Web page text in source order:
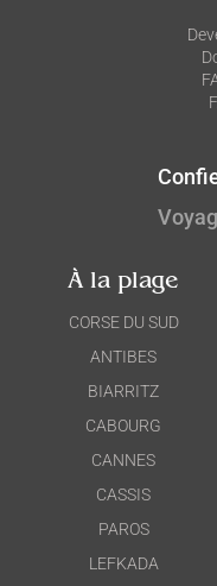
À la plage
CORSE DU SUD
ANTIBES
BIARRITZ
CABOURG
CANNES
CASSIS
PAROS
LEFKADA